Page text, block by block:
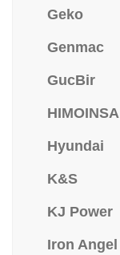
Geko
Genmac
GucBir
HIMOINSA
Hyundai
K&S
KJ Power
Iron Angel